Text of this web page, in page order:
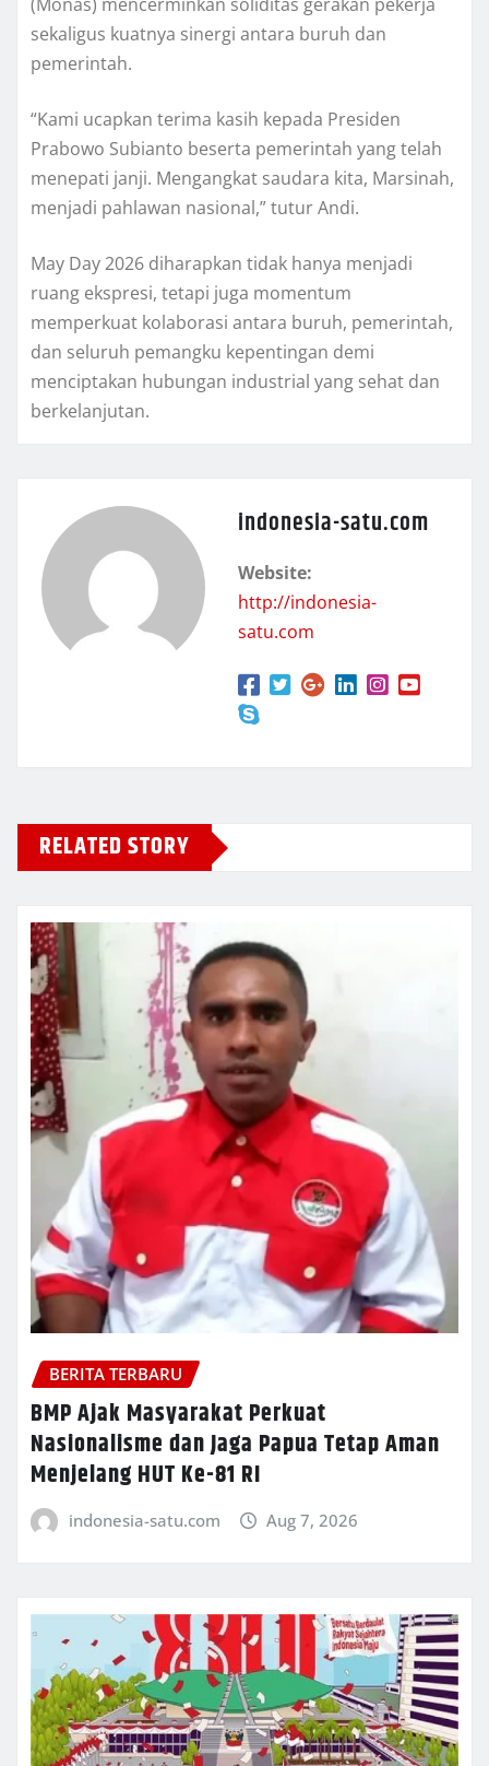
sekaligus kuatnya sinergi antara buruh dan
pemerintah.
“Kami ucapkan terima kasih kepada Presiden
Prabowo Subianto beserta pemerintah yang telah
menepati janji. Mengangkat saudara kita, Marsinah,
menjadi pahlawan nasional,” tutur Andi.
May Day 2026 diharapkan tidak hanya menjadi
ruang ekspresi, tetapi juga momentum
memperkuat kolaborasi antara buruh, pemerintah,
dan seluruh pemangku kepentingan demi
menciptakan hubungan industrial yang sehat dan
berkelanjutan.
indonesia-satu.com
Website:
http://indonesia-
satu.com
RELATED STORY
BERITA TERBARU
BMP Ajak Masyarakat Perkuat
Nasionalisme dan Jaga Papua Tetap Aman
Menjelang HUT Ke-81 RI
indonesia-satu.com Aug 7, 2026